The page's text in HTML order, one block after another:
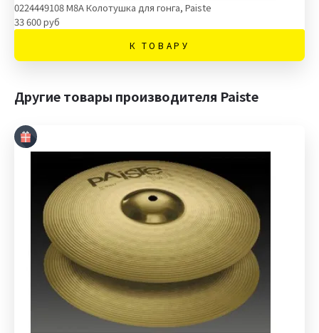
0224449108 M8A Колотушка для гонга, Paiste
33 600 руб
К ТОВАРУ
Другие товары производителя Paiste